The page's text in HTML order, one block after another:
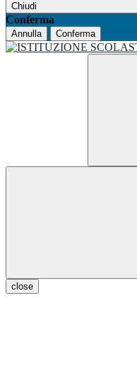
Chiudi
Conferma
Annulla Conferma
close